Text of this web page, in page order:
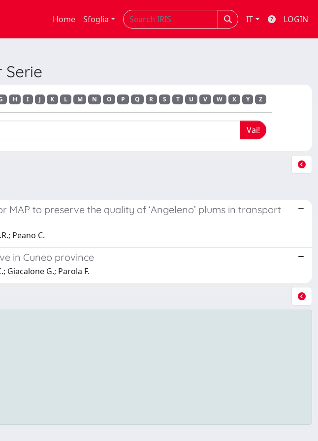
Home Sfoglia IT LOGIN
Serie
H I J K L M N O P Q R S T U V W X Y Z
to preserve the quality of ‘Angeleno’ plums in transport
Peano C.
in Cuneo province
Giacalone G.; Parola F.